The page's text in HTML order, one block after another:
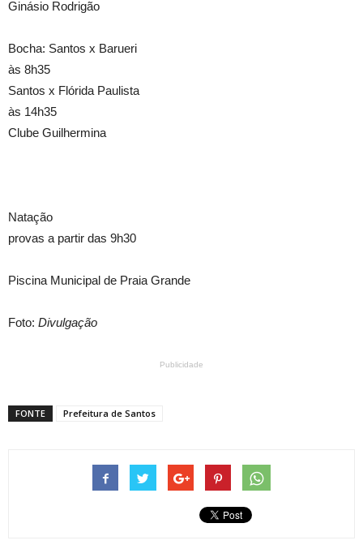
Ginásio Rodrigão
Bocha: Santos x Barueri
às 8h35
Santos x Flórida Paulista
às 14h35
Clube Guilhermina
Natação
provas a partir das 9h30
Piscina Municipal de Praia Grande
Foto: Divulgação
Publicidade
FONTE Prefeitura de Santos